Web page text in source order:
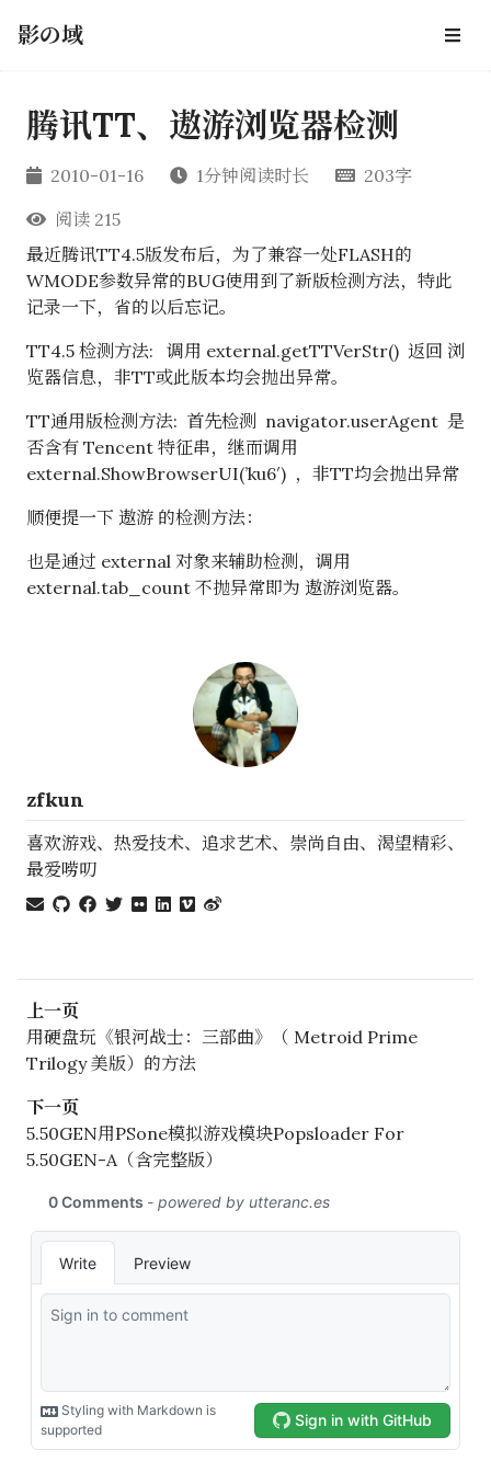
影の域
腾讯TT、遨游浏览器检测
2010-01-16 1分钟阅读时长
203字
阅读 215
最近腾讯TT4.5版发布后，为了兼容一处FLASH的
WMODE参数异常的BUG使用到了新版检测方法，特此
记录一下，省的以后忘记。
TT4.5 检测方法: 调用 external.getTTVerStr() 返回 浏
览器信息，非TT或此版本均会抛出异常。
TT通用版检测方法: 首先检测 navigator.userAgent 是
否含有 Tencent 特征串，继而调用
external.ShowBrowserUI(’ku6′) ，非TT均会抛出异常
顺便提一下 遨游 的检测方法：
也是通过 external 对象来辅助检测，调用
external.tab_count 不抛异常即为 遨游浏览器。
zfkun
喜欢游戏、热爱技术、追求艺术、崇尚自由、渴望精彩、
最爱唠叨
上一页
用硬盘玩《银河战士：三部曲》（ Metroid Prime
Trilogy 美版）的方法
下一页
5.50GEN用PSone模拟游戏模块Popsloader For
5.50GEN-A（含完整版）